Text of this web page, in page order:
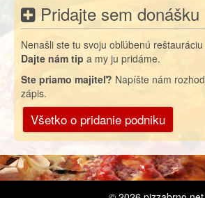
Pridajte sem donášku
Nenašli ste tu svoju obľúbenú
Dajte nám tip a my ju pridáme.
Ste priamo majiteľ? Napíšte nám
zápis.
Všetko o pridanie podniku